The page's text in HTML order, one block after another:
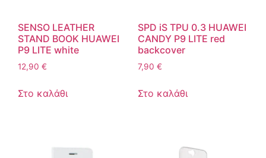
SENSO LEATHER
STAND BOOK HUAWEI
P9 LITE white
12,90 €
Στο καλάθι
SPD iS TPU 0.3 HUAWEI
CANDY P9 LITE red
backcover
7,90 €
Στο καλάθι